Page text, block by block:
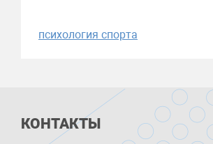
психология спорта
КОНТАКТЫ